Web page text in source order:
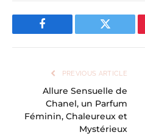
Facebook Twitter
PREVIOUS ARTICLE
Allure Sensuelle de
Chanel, un Parfum
Féminin, Chaleureux et
Mystérieux